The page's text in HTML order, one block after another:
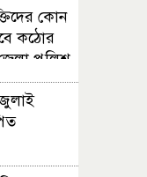
কোন
কঠোর
পুলিশ